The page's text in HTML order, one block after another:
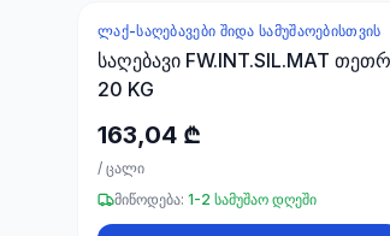
ᲚᲐᲥ-ᲡᲐᲦᲔᲑᲐᲕᲔᲑᲘ ᲨᲘᲓᲐ ᲡᲐᲛᲣᲨᲐᲝᲔᲑᲘᲡᲗᲕᲘᲡ
საღებავი FW.INT.SIL.MAT
20 KG
163,04 ₾
/ ცალი
მიწოდება: 1-2 სამუშაო დღეში